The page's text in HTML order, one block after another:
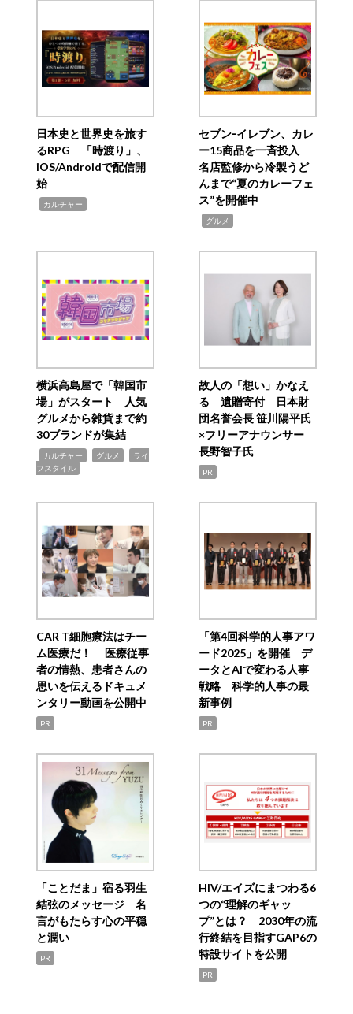
日本史と世界史を旅す
るRPG 「時渡り」、
iOS/Androidで配信開
始
カルチャー
セブン‐イレブン、カレ
ー15商品を一斉投入
名店監修から冷製うど
んまで“夏のカレーフェ
ス”を開催中
グルメ
横浜高島屋で「韓国市
場」がスタート 人気
グルメから雑貨まで約
30ブランドが集結
カルチャー グルメ
ライ
フスタイル
故人の「想い」かなえ
る 遺贈寄付 日本財
団名誉会長 笹川陽平氏
×フリーアナウンサー
長野智子氏
PR
CAR T細胞療法はチー
ム医療だ！ 医療従事
者の情熱、患者さんの
思いを伝えるドキュメ
ンタリー動画を公開中
PR
「第4回科学的人事アワ
ード2025」を開催 デ
ータとAIで変わる人事
戦略 科学的人事の最
新事例
PR
「ことだま」宿る羽生
結弦のメッセージ 名
言がもたらす心の平穏
と潤い
PR
HIV/エイズにまつわる6
つの“理解のギャッ
プ”とは？ 2030年の流
行終結を目指すGAP6の
特設サイトを公開
PR